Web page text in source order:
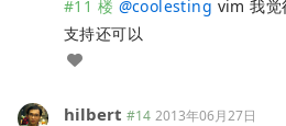
#11 楼 @coolesting vim 我觉
支持还可以
hilbert #14 2013年06月27日